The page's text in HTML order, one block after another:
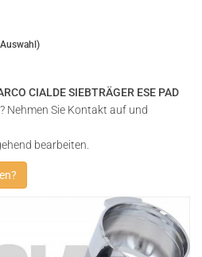
CIALDE SIEBTRÄGER ESE PAD
Nehmen Sie Kontakt auf und
bearbeiten.